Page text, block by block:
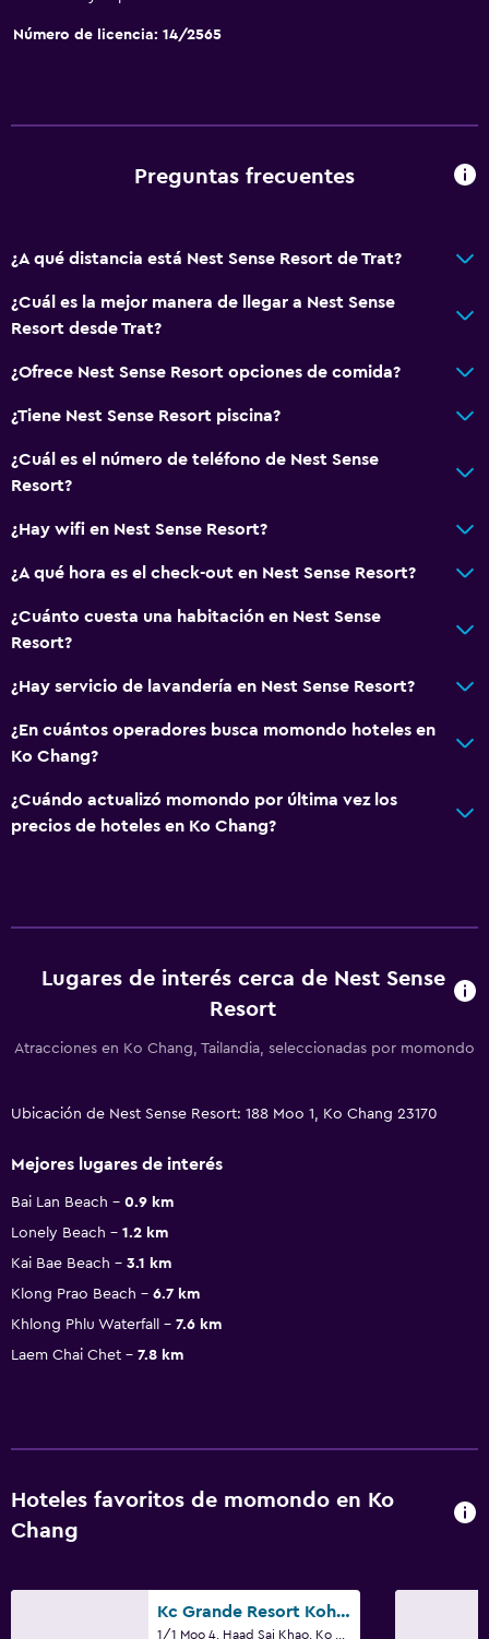
Número de licencia: 14/2565
Preguntas frecuentes
¿A qué distancia está Nest Sense Resort de Trat?
¿Cuál es la mejor manera de llegar a Nest Sense
Resort desde Trat?
¿Ofrece Nest Sense Resort opciones de comida?
¿Tiene Nest Sense Resort piscina?
¿Cuál es el número de teléfono de Nest Sense
Resort?
¿Hay wifi en Nest Sense Resort?
¿A qué hora es el check-out en Nest Sense Resort?
¿Cuánto cuesta una habitación en Nest Sense
Resort?
¿Hay servicio de lavandería en Nest Sense Resort?
¿En cuántos operadores busca momondo hoteles en
Ko Chang?
¿Cuándo actualizó momondo por última vez los
precios de hoteles en Ko Chang?
Lugares de interés cerca de Nest Sense
Resort
Atracciones en Ko Chang, Tailandia, seleccionadas por momondo
Ubicación de Nest Sense Resort: 188 Moo 1, Ko Chang 23170
Mejores lugares de interés
Bai Lan Beach
0.9 km
Lonely Beach
1.2 km
Kai Bae Beach
3.1 km
Klong Prao Beach
6.7 km
Khlong Phlu Waterfall
7.6 km
Laem Chai Chet
7.8 km
Hoteles favoritos de momondo en Ko
Chang
Kc Grande Resort Koh Chang